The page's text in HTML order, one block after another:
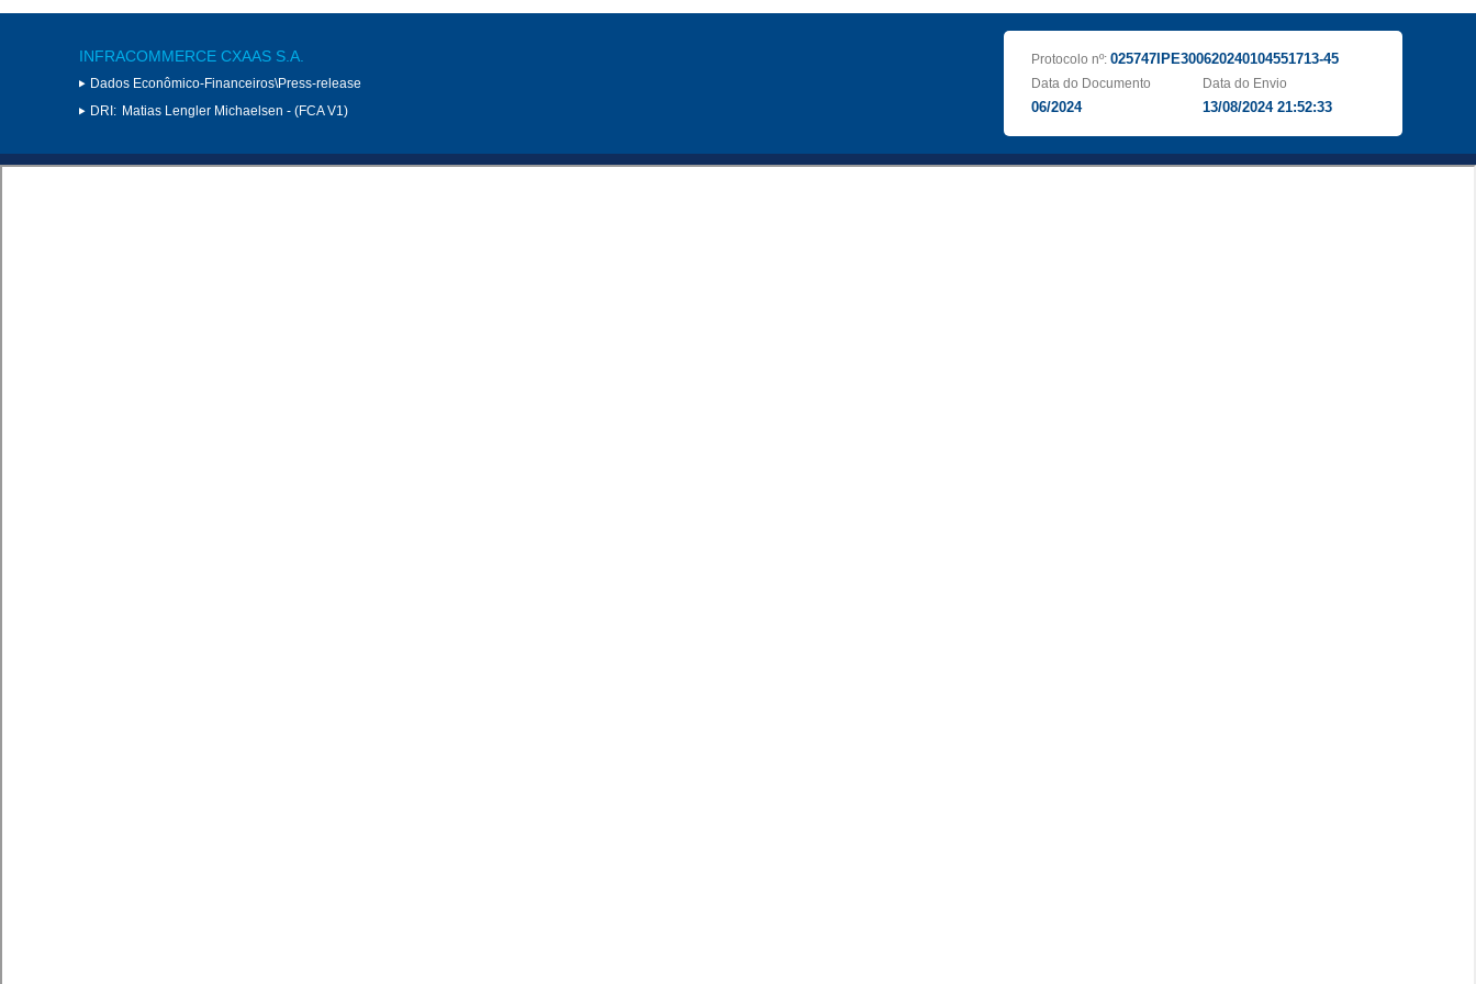
INFRACOMMERCE CXAAS S.A.
Dados Econômico-Financeiros\Press-release
DRI: Matias Lengler Michaelsen - (FCA V1)
Protocolo nº: 025747IPE300620240104551713-45
Data do Documento
06/2024
Data do Envio
13/08/2024 21:52:33